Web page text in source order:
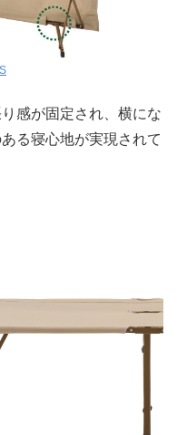
感が固定され、横にな
る寝心地が実現されて